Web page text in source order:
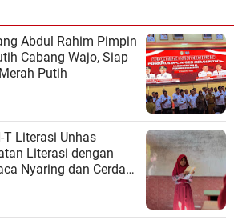
Abdul Rahim Pimpin
Cabang Wajo, Siap
Putih
Literasi Unhas
Literasi dengan
Nyaring dan Cerdas
UPT SDN 66 Kajang